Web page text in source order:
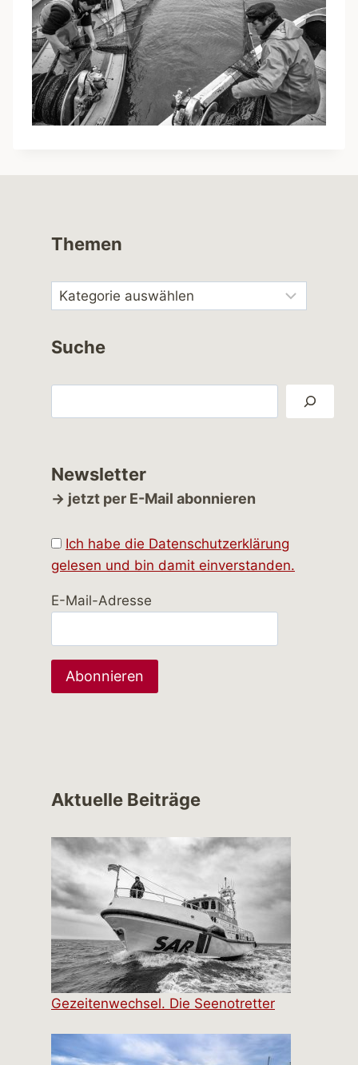
Themen
Suche
Newsletter
→ jetzt per E-Mail abonnieren
Ich habe die Datenschutzerklärung
gelesen und bin damit einverstanden.
E-Mail-Adresse
Aktuelle Beiträge
Gezeitenwechsel. Die Seenotretter